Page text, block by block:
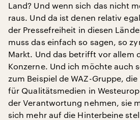
Land? Und wenn sich das nicht
raus. Und da ist denen relativ
der Pressefreiheit in diesen
muss das einfach so sagen, so
Markt. Und das betrifft vor allem
Konzerne. Und ich möchte auch
zum Beispiel de WAZ-Gruppe,
für Qualitätsmedien in
der Verantwortung nehmen, sie
sich mehr auf die Hinterbeine